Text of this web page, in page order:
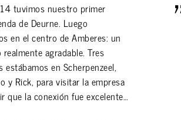
tuvimos nuestro primer
de Deurne. Luego
en el centro de Amberes: un
agradable. Tres
estábamos en Scherpenzeel,
y Rick, para visitar la empresa
que la conexión fue excelente…